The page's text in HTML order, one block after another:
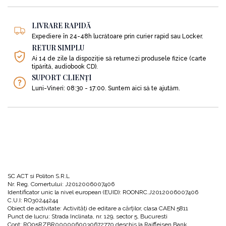
care au antenele direcționate atent către lume și nevoile ei, fiind capabili să
de adevărat este însă și faptul că, ei reprezintă o minoritate foarte valoroasă:
„În 2012, existau mai mult de opt sute de miliardari prin forțe
proprii în întreaga lume; ei reprezentau mai bine de două treimi
din totalul populației miliardare. La nivel global, averea
miliardarilor a crescut mai repede decât economia mondială, de
peste trei ori, de la 2 la sută la 7 la sută din PIB, între 1987 și
• de unde vin ideile de un miliard de dolari ale producătorilor;
• care este perspectiva producătorului asupra timpului și sincronizării;
LIVRARE RAPIDĂ
Expediere în 24-48h lucrătoare prin curier rapid sau Locker.
RETUR SIMPLU
Ai 14 de zile la dispoziție să returnezi produsele fizice (carte
tipărită, audiobook CD).
SUPORT CLIENȚI
Luni-Vineri: 08:30 - 17:00. Suntem aici să te ajutăm.
SC ACT si Politon S.R.L
Nr. Reg. Comertului: J2012006007406
Identificator unic la nivel european (EUID): ROONRC.J2012006007406
C.U.I: RO30244244
Obiect de activitate: Activităţi de editare a cărţilor, clasa CAEN 5811
Punct de lucru: Strada Inclinata, nr. 129, sector 5, Bucuresti
Cont: RO05RZBR0000060030672770 deschis la Raiffeisen Bank